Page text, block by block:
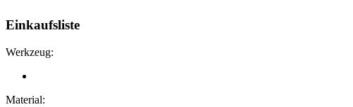
Einkaufsliste
Werkzeug:
Material: